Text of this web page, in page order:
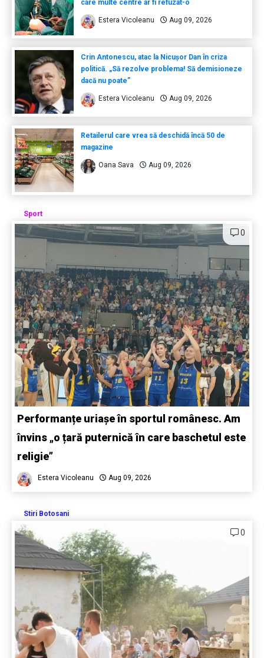
care multe centre ar fi refuzat-o
Estera Vicoleanu Aug 09, 2026
Crin Antonescu, atac la Nicușor Dan în criza
politică. „Să rezolve problema! Să demisioneze
dacă nu poate”
Estera Vicoleanu Aug 09, 2026
Retailerul care vrea să deschidă încă 50 de
magazine
Oana Sava Aug 09, 2026
Sport
0
Performanțe uriașe în sportul românesc. Am
învins „o țară puternică în care baschetul este
religie”
Estera Vicoleanu Aug 09, 2026
Stiri Botosani
0